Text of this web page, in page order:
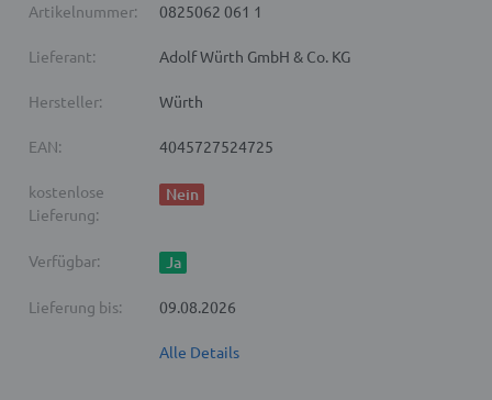
Artikelnummer: 0825062 061 1
Lieferant: Adolf Würth GmbH & Co. KG
Hersteller: Würth
EAN: 4045727524725
kostenlose
Lieferung:
Nein
Verfügbar: Ja
Lieferung bis: 09.08.2026
Alle Details